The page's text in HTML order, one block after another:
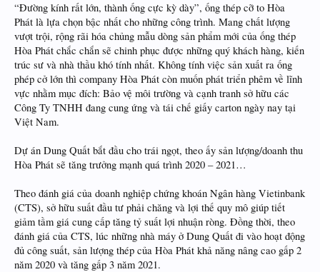
“Đường kính rất lớn, thành ống cực kỳ dày”, ống thép cỡ to Hòa
Phát là lựa chọn bậc nhất cho những công trình. Mang chất lượng
vượt trội, rộng rãi hóa chủng mẫu dòng sản phẩm mới của ống thép
Hòa Phát chắc chắn sẽ chinh phục được những quý khách hàng, kiến
trúc sư và nhà thầu khó tính nhất. Không tính việc sản xuất ra ống
phép cở lớn thì company Hòa Phát còn muốn phát triển phêm về lĩnh
vực nhằm mục đích: Bảo vệ môi trường và cạnh tranh sở hữu các
Công Ty TNHH đang cung ứng và tái chế giấy carton ngày nay tại
Việt Nam.
Dự án Dung Quất bắt đầu cho trái ngọt, theo ấy sản lượng/doanh thu
Hòa Phát sẽ tăng trưởng mạnh quá trình 2020 – 2021…
Theo đánh giá của doanh nghiệp chứng khoán Ngân hàng Vietinbank
(CTS), sở hữu suất đầu tư phải chăng và lợi thế quy mô giúp tiết
giảm tầm giá cung cấp tăng tỷ suất lợi nhuận ròng. Đồng thời, theo
đánh giá của CTS, lúc những nhà máy ở Dung Quất đi vào hoạt động
đủ công suất, sản lượng thép của Hòa Phát khả năng nâng cao gấp 2
năm 2020 và tăng gấp 3 năm 2021.